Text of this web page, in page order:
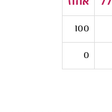
אחוז
100
0